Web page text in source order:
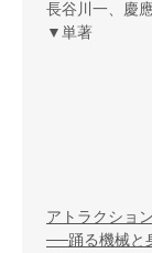
長谷川一、慶
▼単著
アトラクショ
──踊る機械と